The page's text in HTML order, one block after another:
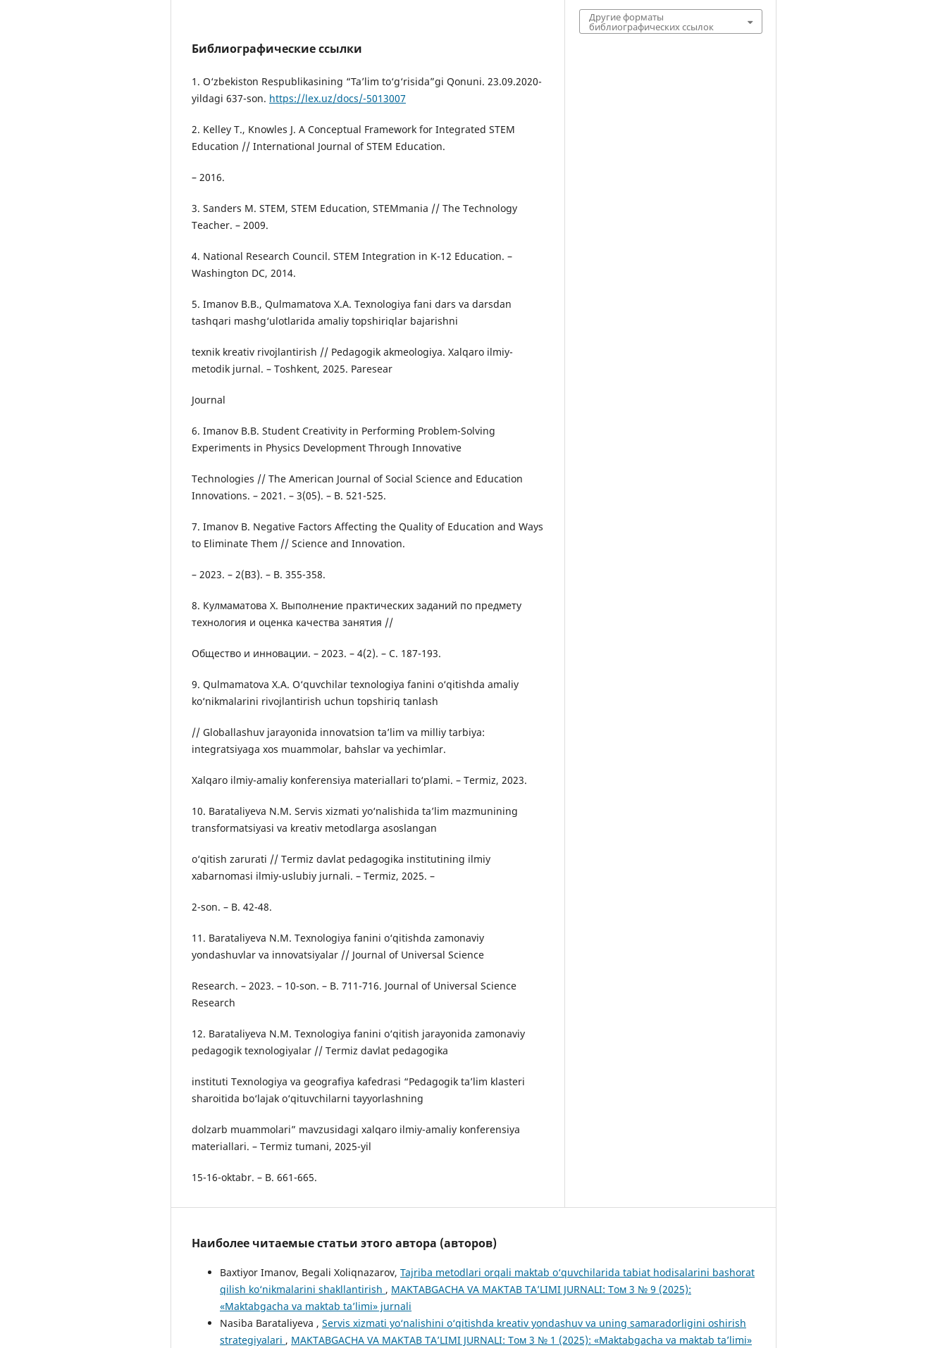
Библиографические ссылки
1. O‘zbekiston Respublikasining “Ta’lim to‘g‘risida”gi Qonuni. 23.09.2020-
yildagi 637-son. https://lex.uz/docs/-5013007
2. Kelley T., Knowles J. A Conceptual Framework for Integrated STEM
Education // International Journal of STEM Education.
– 2016.
3. Sanders M. STEM, STEM Education, STEMmania // The Technology
Teacher. – 2009.
4. National Research Council. STEM Integration in K-12 Education. –
Washington DC, 2014.
5. Imanov B.B., Qulmamatova X.A. Texnologiya fani dars va darsdan
tashqari mashg‘ulotlarida amaliy topshiriqlar bajarishni
texnik kreativ rivojlantirish // Pedagogik akmeologiya. Xalqaro ilmiy-
metodik jurnal. – Toshkent, 2025. Paresear
Journal
6. Imanov B.B. Student Creativity in Performing Problem-Solving
Experiments in Physics Development Through Innovative
Technologies // The American Journal of Social Science and Education
Innovations. – 2021. – 3(05). – B. 521-525.
7. Imanov B. Negative Factors Affecting the Quality of Education and Ways
to Eliminate Them // Science and Innovation.
– 2023. – 2(B3). – B. 355-358.
8. Кулмаматова Х. Выполнение практических заданий по предмету
технология и оценка качества занятия //
Общество и инновации. – 2023. – 4(2). – С. 187-193.
9. Qulmamatova X.A. O‘quvchilar texnologiya fanini o‘qitishda amaliy
ko‘nikmalarini rivojlantirish uchun topshiriq tanlash
// Globallashuv jarayonida innovatsion ta’lim va milliy tarbiya:
integratsiyaga xos muammolar, bahslar va yechimlar.
Xalqaro ilmiy-amaliy konferensiya materiallari to‘plami. – Termiz, 2023.
10. Barataliyeva N.M. Servis xizmati yo‘nalishida ta’lim mazmunining
transformatsiyasi va kreativ metodlarga asoslangan
o‘qitish zarurati // Termiz davlat pedagogika institutining ilmiy
xabarnomasi ilmiy-uslubiy jurnali. – Termiz, 2025. –
2-son. – B. 42-48.
11. Barataliyeva N.M. Texnologiya fanini o‘qitishda zamonaviy
yondashuvlar va innovatsiyalar // Journal of Universal Science
Research. – 2023. – 10-son. – B. 711-716. Journal of Universal Science
Research
12. Barataliyeva N.M. Texnologiya fanini o‘qitish jarayonida zamonaviy
pedagogik texnologiyalar // Termiz davlat pedagogika
instituti Texnologiya va geografiya kafedrasi “Pedagogik ta’lim klasteri
sharoitida bo‘lajak o‘qituvchilarni tayyorlashning
dolzarb muammolari” mavzusidagi xalqaro ilmiy-amaliy konferensiya
materiallari. – Termiz tumani, 2025-yil
15-16-oktabr. – B. 661-665.
Другие форматы
библиографических ссылок
Наиболее читаемые статьи этого автора (авторов)
Baxtiyor Imanov, Begali Xoliqnazarov, Tajriba metodlari orqali maktab o‘quvchilarida tabiat hodisalarini bashorat
qilish ko‘nikmalarini shakllantirish , MAKTABGACHA VA MAKTAB TA’LIMI JURNALI: Том 3 № 9 (2025):
«Maktabgacha va maktab ta’limi» jurnali
Nasiba Barataliyeva , Servis xizmati yo‘nalishini o‘qitishda kreativ yondashuv va uning samaradorligini oshirish
strategiyalari , MAKTABGACHA VA MAKTAB TA’LIMI JURNALI: Том 3 № 1 (2025): «Maktabgacha va maktab ta’limi»